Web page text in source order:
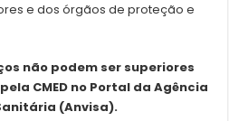
e dos órgãos de proteção e
não podem ser superiores
CMED no Portal da Agência
(Anvisa).